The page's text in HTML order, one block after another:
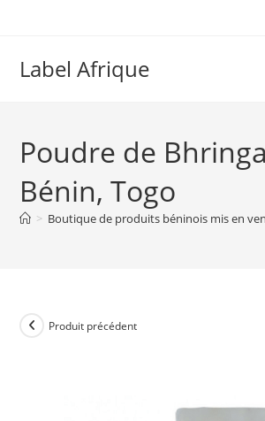
Label Afrique
Poudre de
Bénin, Togo
> Boutique de produits béninois mis en
Produit précédent